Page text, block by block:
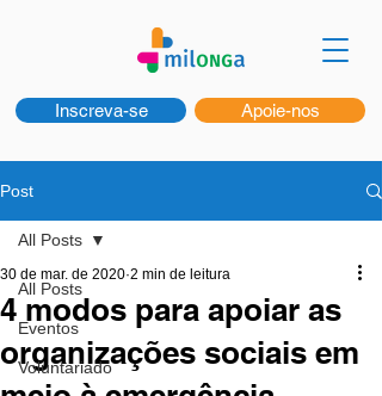
Inscreva-se Apoie-nos
Post
All Posts
Eventos
Voluntariado
All Posts
4 modos para apoiar as
organizações sociais em
30 de mar. de 2020 2 min de leitura